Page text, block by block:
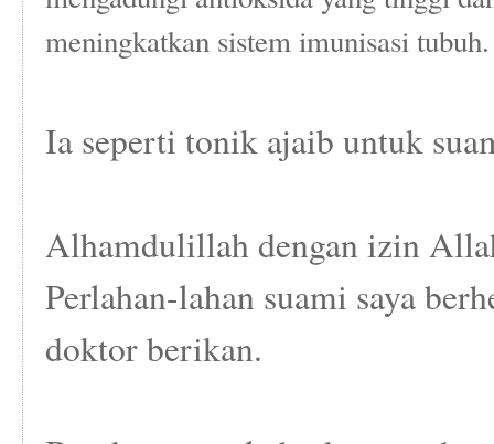
meningkatkan sistem imunisasi tubuh.
Ia seperti tonik ajaib untuk
Alhamdulillah dengan izin
Perlahan-lahan suami saya
doktor berikan.